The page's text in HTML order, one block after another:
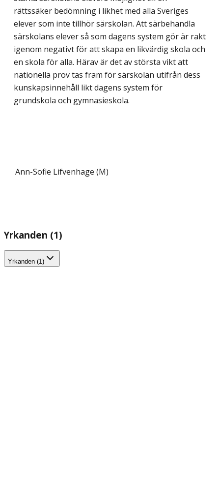
rättssäker bedömning i likhet med alla Sveriges
elever som inte tillhör särskolan. Att särbehandla
särskolans elever så som dagens system gör är rakt
igenom negativt för att skapa en likvärdig skola och
en skola för alla. Härav är det av största vikt att
nationella prov tas fram för särskolan utifrån dess
kunskapsinnehåll likt dagens system för
grundskola och gymnasieskola.
Ann-Sofie Lifvenhage (M)
Yrkanden (1)
Yrkanden (1)